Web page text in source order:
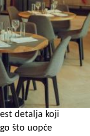
detalja koji
što uopće